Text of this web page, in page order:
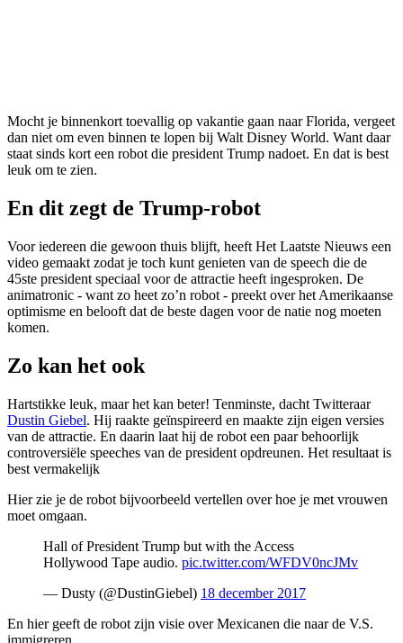
Mocht je binnenkort toevallig op vakantie gaan naar Florida, vergeet
dan niet om even binnen te lopen bij Walt Disney World. Want daar
staat sinds kort een robot die president Trump nadoet. En dat is best
leuk om te zien.
En dit zegt de Trump-robot
Voor iedereen die gewoon thuis blijft, heeft Het Laatste Nieuws een
video gemaakt zodat je toch kunt genieten van de speech die de
45ste president speciaal voor de attractie heeft ingesproken. De
animatronic - want zo heet zo’n robot - preekt over het Amerikaanse
optimisme en belooft dat de beste dagen voor de natie nog moeten
komen.
Zo kan het ook
Hartstikke leuk, maar het kan beter! Tenminste, dacht Twitteraar
Dustin Giebel. Hij raakte geïnspireerd en maakte zijn eigen versies
van de attractie. En daarin laat hij de robot een paar behoorlijk
controversiële speeches van de president opdreunen. Het resultaat is
best vermakelijk
Hier zie je de robot bijvoorbeeld vertellen over hoe je met vrouwen
moet omgaan.
Hall of President Trump but with the Access
Hollywood Tape audio. pic.twitter.com/WFDV0ncJMv
— Dusty (@DustinGiebel) 18 december 2017
En hier geeft de robot zijn visie over Mexicanen die naar de V.S.
immigreren.